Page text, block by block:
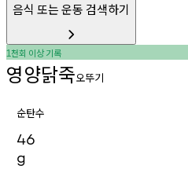
음식 또는 운동 검색하기
1천회 이상기록
영양닭죽오뚜기
순탄수
46
g